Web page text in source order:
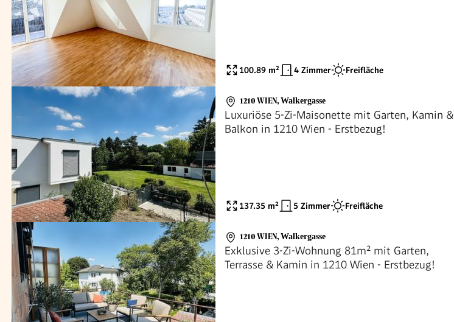
100.89 m² 4 Zimmer Freifläche
1210 WIEN, Walkergasse
Luxuriöse 5-Zi-Maisonette mit Garten, Kamin &
Balkon in 1210 Wien - Erstbezug!
137.35 m² 5 Zimmer Freifläche
1210 WIEN, Walkergasse
Exklusive 3-Zi-Wohnung 81m² mit Garten,
Terrasse & Kamin in 1210 Wien - Erstbezug!